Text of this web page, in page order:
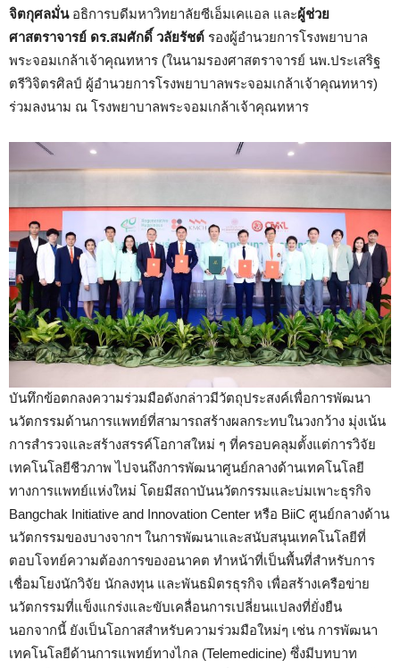
จิตกุศลมั่นอธิการบดีมหาวิทยาลัยซีเอ็มเคแอล และผู้ช่วย
ศาสตราจารย์ ดร.สมศักดิ์ วลัยรัชต์ รองผู้อำนวยการโรงพยาบาล
พระจอมเกล้าเจ้าคุณทหาร (ในนามรองศาสตราจารย์ นพ.ประเสริฐ
ตรีวิจิตรศิลป์ ผู้อำนวยการโรงพยาบาลพระจอมเกล้าเจ้าคุณทหาร)
ร่วมลงนาม ณ โรงพยาบาลพระจอมเกล้าเจ้าคุณทหาร
บันทึกข้อตกลงความร่วมมือดังกล่าวมีวัตถุประสงค์เพื่อการพัฒนา
นวัตกรรมด้านการแพทย์ที่สามารถสร้างผลกระทบในวงกว้าง มุ่งเน้น
การสำรวจและสร้างสรรค์โอกาสใหม่ ๆ ที่ครอบคลุมตั้งแต่การวิจัย
เทคโนโลยีชีวภาพ ไปจนถึงการพัฒนาศูนย์กลางด้านเทคโนโลยี
ทางการแพทย์แห่งใหม่ โดยมีสถาบันนวัตกรรมและบ่มเพาะธุรกิจ
Bangchak Initiative and Innovation Center หรือ BiiC ศูนย์กลางด้าน
นวัตกรรมของบางจากฯ ในการพัฒนาและสนับสนุนเทคโนโลยีที่
ตอบโจทย์ความต้องการของอนาคต ทำหน้าที่เป็นพื้นที่สำหรับการ
เชื่อมโยงนักวิจัย นักลงทุน และพันธมิตรธุรกิจ เพื่อสร้างเครือข่าย
นวัตกรรมที่แข็งแกร่งและขับเคลื่อนการเปลี่ยนแปลงที่ยั่งยืน
นอกจากนี้ ยังเป็นโอกาสสำหรับความร่วมมือใหม่ๆ เช่น การพัฒนา
เทคโนโลยีด้านการแพทย์ทางไกล (Telemedicine) ซึ่งมีบทบาท